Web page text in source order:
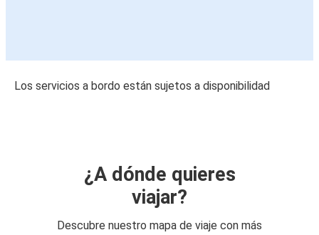
Los servicios a bordo están sujetos a disponibilidad
¿A dónde quieres
viajar?
Descubre nuestro mapa de viaje con más